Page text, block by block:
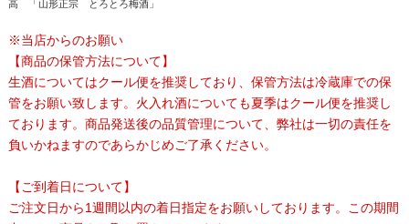
高 「山形正宗 とろとろ梅酒」
※当店からのお願い
【商品の保管方法について】
生酒についてはクール便を推奨しており、保管方法は冷蔵庫での保
管をお願い致します。火入れ酒についても夏季はクール便を推奨し
ております。商品発送後の品質管理について、弊社は一切の責任を
負いかねますのであらかじめご了承ください。
【ご到着日について】
ご注文日から1週間以内の着日指定をお願いしております。この期間